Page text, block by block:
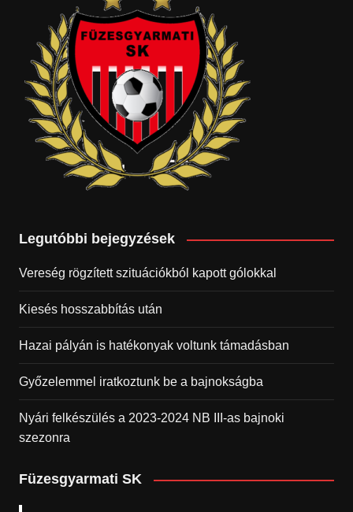
Legutóbbi bejegyzések
Vereség rögzített szituációkból kapott gólokkal
Kiesés hosszabbítás után
Hazai pályán is hatékonyak voltunk támadásban
Győzelemmel iratkoztunk be a bajnokságba
Nyári felkészülés a 2023-2024 NB III-as bajnoki
szezonra
Füzesgyarmati SK